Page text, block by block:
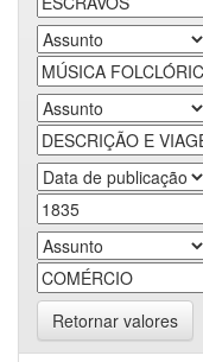
Retornar valores